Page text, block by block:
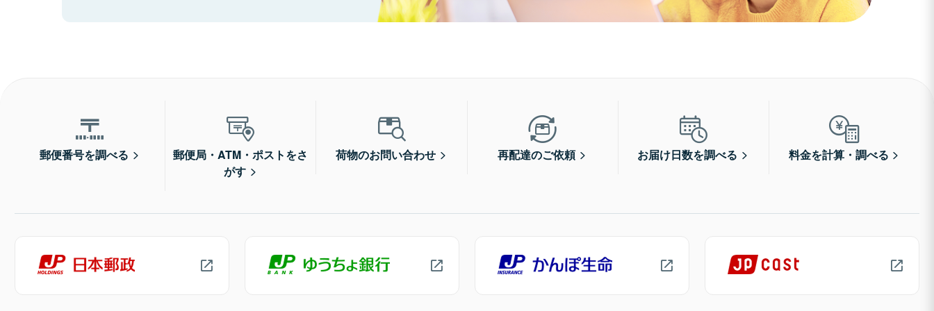
郵便番号を調べる
郵便局・ATM・ポストをさ
がす
荷物のお問い合わせ 再配達のご依頼 お届け日数を調べる 料金を計算・調べる